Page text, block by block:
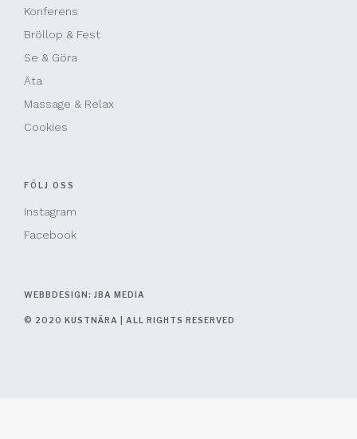
Konferens
Bröllop & Fest
Se & Göra
Äta
Massage & Relax
Cookies
FÖLJ OSS
Instagram
Facebook
WEBBDESIGN: JBA MEDIA
© 2020 KUSTNÄRA | ALL RIGHTS RESERVED